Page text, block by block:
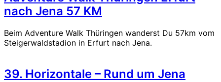
nach Jena 57 KM
Beim Adventure Walk Thüringen wanderst Du 57km vom
Steigerwaldstadion in Erfurt nach Jena.
39. Horizontale – Rund um Jena